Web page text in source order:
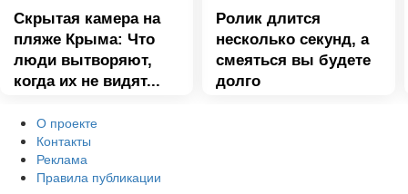
Скрытая камера на
пляже Крыма: Что
люди вытворяют,
когда их не видят...
Ролик длится
несколько секунд, а
смеяться вы будете
долго
О проекте
Контакты
Реклама
Правила публикации